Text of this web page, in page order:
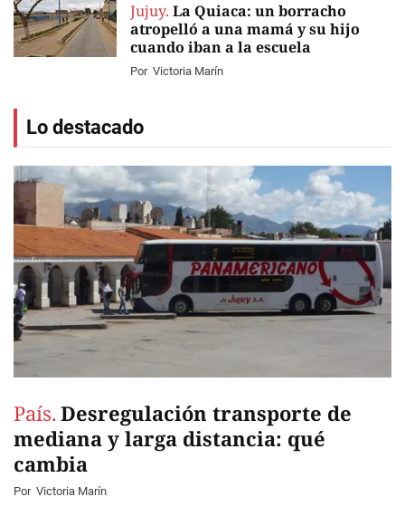
Jujuy. La Quiaca: un borracho
atropelló a una mamá y su hijo
cuando iban a la escuela
Por Victoria Marín
Lo destacado
País. Desregulación transporte de
mediana y larga distancia: qué
cambia
Por Victoria Marín